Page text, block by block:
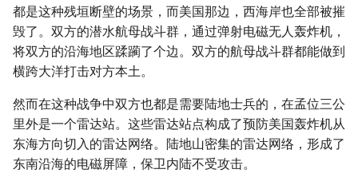
都是这种残垣断壁的场景，而美国那边，西海岸也全部被摧
毁了。双方的潜水航母战斗群，通过弹射电磁无人轰炸机，
将双方的沿海地区蹂躏了个边。双方的航母战斗群都能做到
横跨大洋打击对方本土。
然而在这种战争中双方也都是需要陆地士兵的，在孟位三公
里外是一个雷达站。这些雷达站点构成了预防美国轰炸机从
东海方向切入的雷达网络。陆地山密集的雷达网络，形成了
东南沿海的电磁屏障，保卫内陆不受攻击。